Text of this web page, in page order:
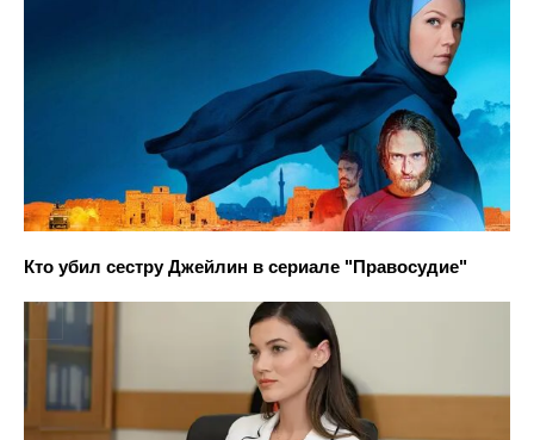
Кто убил сестру Джейлин в сериале "Правосудие"